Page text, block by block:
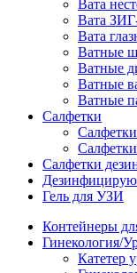
Вата
Вата
Вата
Ватные
Ватные
Ватные
Ватные
Салфетки
Салфетки
Гель для УЗИ
Контейнеры
Гинекология/
Катетер